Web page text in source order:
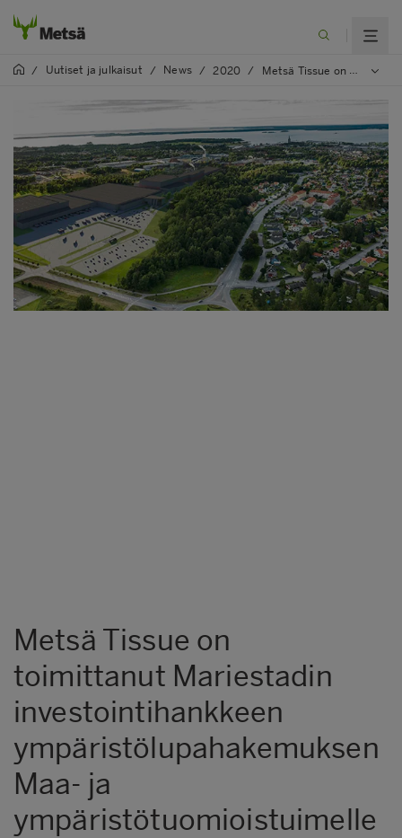
/ Uutiset ja julkaisut / News / 2020 / Metsä Tissue on toimittanut Mariestadin investointihankkeen ympäristölupahakemuksen Maa- ja ympäristötuomioistuimelle
Metsä Tissue on
toimittanut Mariestadin
investointihankkeen
ympäristölupahakemuksen
Maa- ja
ympäristötuomioistuimelle